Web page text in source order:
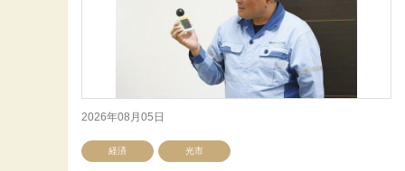
2026年08月05日
経済 光市